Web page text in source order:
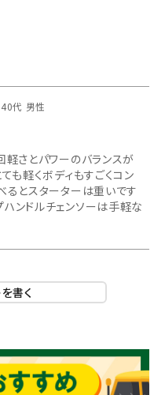
40代 男性
軽さとパワーのバランスが
も軽くボディもすごくコン
るとスターターは重いです
ハンドルチェンソーは手軽な
書く